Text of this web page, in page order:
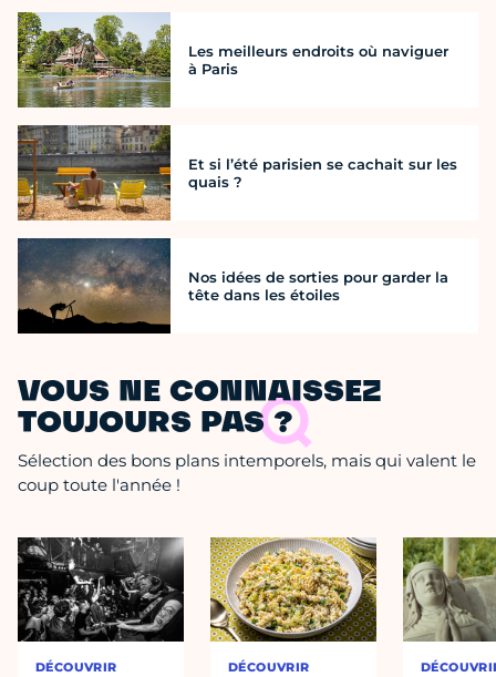
Les meilleurs endroits où naviguer
à Paris
Et si l’été parisien se cachait sur les
quais ?
Nos idées de sorties pour garder la
tête dans les étoiles
VOUS NE CONNAISSEZ
TOUJOURS PAS ?
Sélection des bons plans intemporels, mais qui valent le
coup toute l'année !
DÉCOUVRIR DÉCOUVRIR